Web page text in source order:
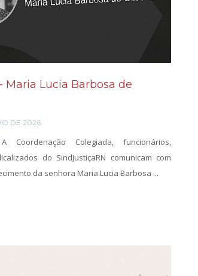
Maria Lucia Barbosa de
DE 2026.
Coordenação Colegiada, funcionários,
do SindJustiçaRN comunicam com
da senhora Maria Lucia Barbosa ...